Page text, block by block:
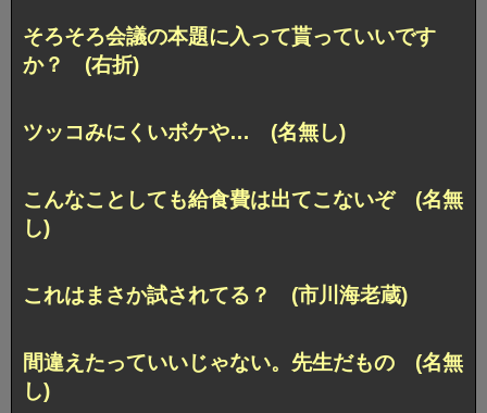
そろそろ会議の本題に入って貰っていいです
か？ (右折)
ツッコみにくいボケや… (名無し)
こんなことしても給食費は出てこないぞ (名無
し)
これはまさか試されてる？ (市川海老蔵)
間違えたっていいじゃない。先生だもの (名無
し)